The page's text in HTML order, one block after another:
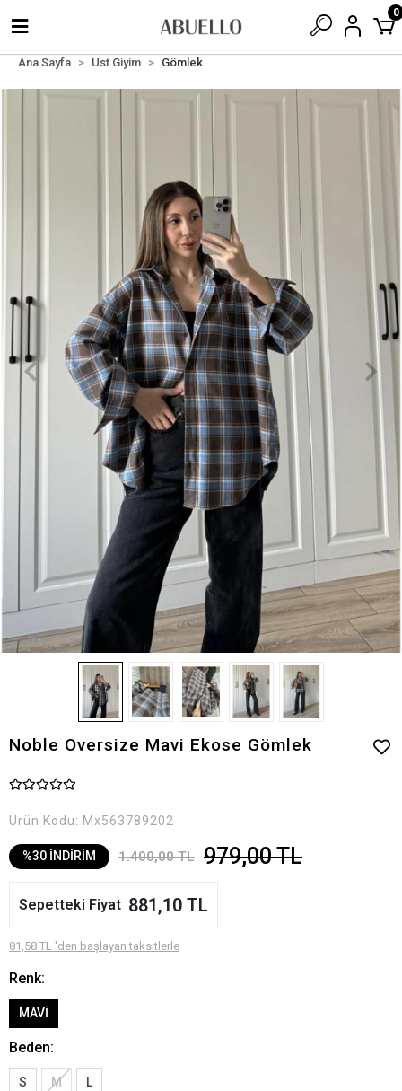
0
Ana Sayfa Üst Giyim Gömlek
Noble Oversize Mavi Ekose Gömlek
Ürün Kodu: Mx563789202
%30 İNDİRİM 1.400,00 TL 979,00 TL
Sepetteki Fiyat 881,10 TL
81,58 TL 'den başlayan taksitlerle
Renk:
MAVİ
Beden:
S M L